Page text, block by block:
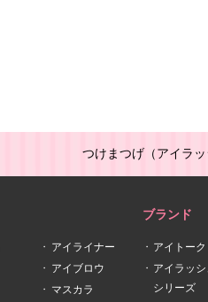
つけまつげ（アイラ
アイライナー
アイブロウ
マスカラ
ブランド
アイトーク
アイラッ
シリーズ